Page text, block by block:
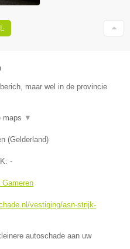
maar wel in de provincie
maps ▼
(Gelderland)
-
Gameren
vestiging/asn-strijk-
autoschade aan uw